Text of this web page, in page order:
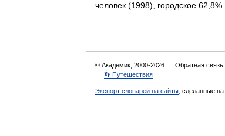
человек (1998), городское
© Академик, 2000-2026 Обратная связь:
👣 Путешествия
Экспорт словарей на сайты , сделанные на